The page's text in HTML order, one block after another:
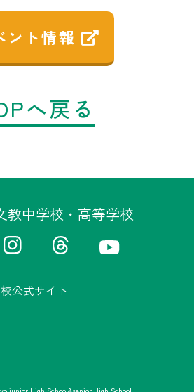
ント情報
へ戻る
教中学校・高等学校
公式サイト